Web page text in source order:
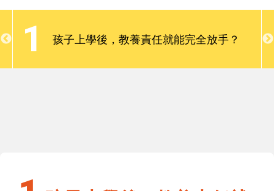
1 孩子上學後，教養責任就能完全放手？
際互動的趣味。